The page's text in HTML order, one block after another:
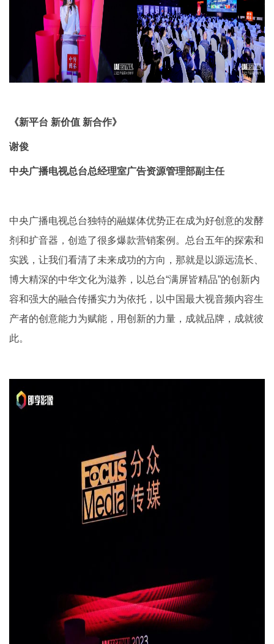
《新平台 新价值 新合作》
谢俊
中央广播电视总台总经理室广告资源管理部副主任
中央广播电视总台独特的融媒体优势正在成为好创意的发酵
剂和扩音器，创造了很多爆款营销案例。总台五年的探索和
实践，让我们看清了未来成功的方向，那就是以源远流长、
博大精深的中华文化为滋养，以总台“满屏皆精品”的创新内
容和强大的融合传播实力为依托，以中国最大视音频内容生
产者的创意能力为赋能，用创新的力量，成就品牌，成就彼
此。